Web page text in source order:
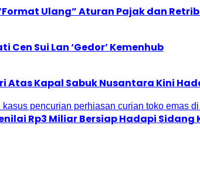
Ulang” Aturan Pajak dan
Sui Lan ‘Gedor’ Kemenhub
Atas Kapal Sabuk Nusantara Kini
Rp3 Miliar Bersiap Hadapi